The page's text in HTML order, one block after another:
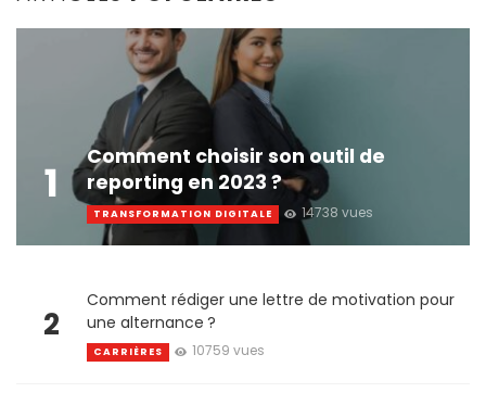
1
Comment choisir son outil de
reporting en 2023 ?
TRANSFORMATION DIGITALE 14738 vues
2
Comment rédiger une lettre de motivation pour
une alternance ?
CARRIÈRES 10759 vues